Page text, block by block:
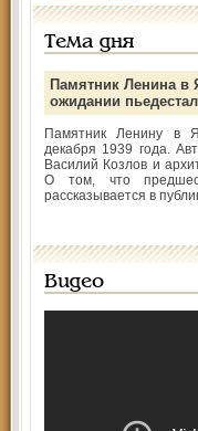
Тема дня
Памятник Ленина в
ожидании
Памятник Ленину в
декабря 1939 года.
Василий Козлов и
О том, что
рассказывается в
Видео